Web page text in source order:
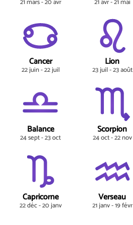
21 mars - 20 avr 21 avr - 21 mai
Cancer
22 juin - 22 juil
Lion
23 juil - 23 août
Balance
24 sept - 23 oct
Scorpion
24 oct - 22 nov
Capricorne
22 déc - 20 janv
Verseau
21 janv - 19 févr